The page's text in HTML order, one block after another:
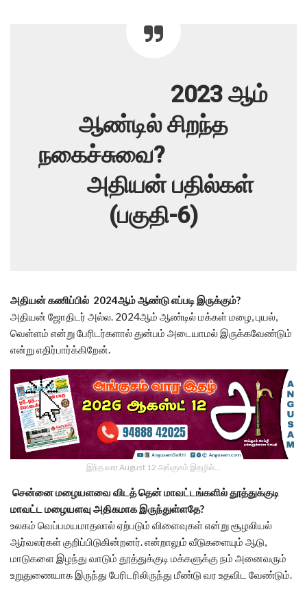
2023 ஆம்
ஆண்டில் சிறந்த
நகைச்சுவை?
அதியன் பதில்கள்
(பகுதி-6)
அதியன் கணிப்பில் 2024ஆம் ஆண்டு எப்படி இருக்கும்?
அதியன் ஜோதிடர் அல்ல. 2024ஆம் ஆண்டில் மக்கள் மழை, புயல்,
வெள்ளம் என்று பேரிடர்களால் துன்பம் அடையாமல் இருக்கவேண்டும்
என்று எதிர்பார்க்கிறேன்.
இந்த வார August 12 அங்குசம் இதழில்…
சென்னை மழையளவை விடத் தென் மாவட்டங்களில் தூத்துக்குடி
மாவட்ட மழையளவு அதிகமாக இருந்துள்ளதே?
உலகம் வெப்பமயமாதலால் ஏற்படும் விளைவுகள் என்று சூழலியல்
ஆர்வலர்கள் குறிப்பிடுகின்றனர். என்றாலும் வீடுகளையும் ஆடு,
மாடுகளை இழந்து வாடும் தூத்துக்குடி மக்களுக்கு நம் அனைவரும்
உறுதுணையாக இருந்து பேரிடரிலிருந்து மீண்டு வர உதவிட வேண்டும்.